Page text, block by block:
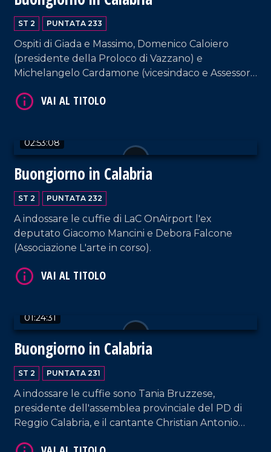
ST 2 PUNTATA 233
Ospiti di Giada e Massimo, Domenico Caloiero
(presidente della Proloco di Vazzano) e
Michelangelo Cardamone (vicesindaco e Assessore
02:53:08
Buongiorno in Calabria
ST 2 PUNTATA 232
A indossare le cuffie di LaC OnAirport l'ex
deputato Giacomo Mancini e Debora Falcone
(Associazione L'arte in corso).
01:24:31
Buongiorno in Calabria
ST 2 PUNTATA 231
A indossare le cuffie sono Tania Bruzzese,
presidente dell'assemblea provinciale del PD di
Reggio Calabria, e il cantante Christian Antonio
VAI AL TITOLO
VAI AL TITOLO
VAI AL TITOLO